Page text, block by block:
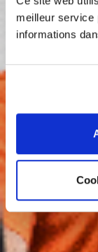
meilleur service
informations